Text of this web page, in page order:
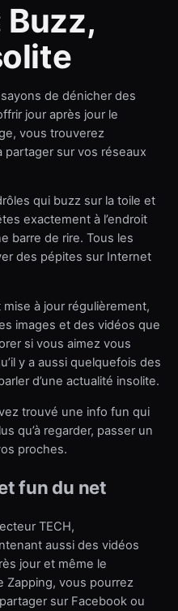
Buzz,
de dénicher des
jour après jour le
vous trouverez
partager sur vos réseaux
qui buzz sur la toile et
exactement à l’endroit
barre de rire. Tous les
des pépites sur Internet
à jour régulièrement,
images et des vidéos que
si vous aimez vous
y a aussi quelquefois des
d’une actualité insolite.
trouvé une info fun qui
qu’à regarder, passer un
proches.
fun du net
TECH,
aussi des vidéos
jour et même le
Zapping, vous pourrez
sur Facebook ou